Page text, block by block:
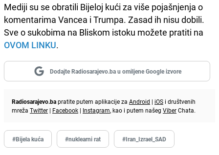
Mediji su se obratili Bijeloj kući za više pojašnjenja o
komentarima Vancea i Trumpa. Zasad ih nisu dobili.
Sve o sukobima na Bliskom istoku možete pratiti na
OVOM LINKU.
Dodajte Radiosarajevo.ba u omiljene Google izvore
Radiosarajevo.bapratite putem aplikacije za Android | iOS i društvenih
mreža Twitter | Facebook | Instagram, kao i putem našeg ViberChata.
#Bijela kuća #nuklearni rat #Iran_Izrael_SAD